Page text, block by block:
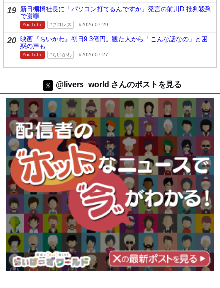
19 新日棚橋社長に「パソコン打てるんですか」発言の前川D 批判殺到
で謝罪
YouTube プロレス 2026.07.29
20 映画『ちいかわ』初日9.3億円。観た人から「こんな話なの」と困
惑の声も
YouTube ちいかわ 2026.07.27
@livers_world さんのポストを見る